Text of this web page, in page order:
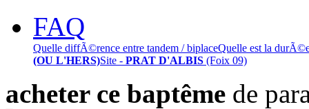
FAQ
Quelle diffÃ©rence entre tandem / biplaceQuelle est la
(OU L'HERS)Site - PRAT D'ALBIS (Foix 09)
acheter ce baptême de